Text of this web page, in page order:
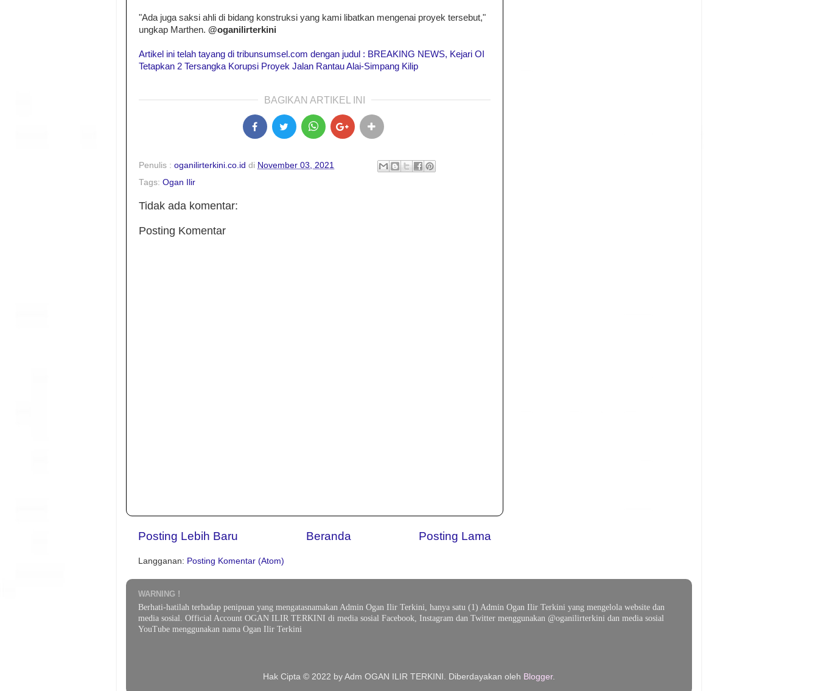
"Ada juga saksi ahli di bidang konstruksi yang kami libatkan mengenai proyek tersebut,"
ungkap Marthen. @oganilirterkini
Artikel ini telah tayang di tribunsumsel.com dengan judul : BREAKING NEWS, Kejari OI
Tetapkan 2 Tersangka Korupsi Proyek Jalan Rantau Alai-Simpang Kilip
BAGIKAN ARTIKEL INI
Penulis : oganilirterkini.co.id di November 03, 2021
Tags: Ogan Ilir
Tidak ada komentar:
Posting Komentar
Posting Lebih Baru Posting Lama
Beranda
Langganan: Posting Komentar (Atom)
WARNING !
Berhati-hatilah terhadap penipuan yang mengatasnamakan Admin Ogan Ilir Terkini, hanya satu (1) Admin Ogan Ilir Terkini yang mengelola website dan
media sosial. Official Account OGAN ILIR TERKINI di media sosial Facebook, Instagram dan Twitter menggunakan @oganilirterkini dan media sosial
YouTube menggunakan nama Ogan Ilir Terkini
Hak Cipta © 2022 by Adm OGAN ILIR TERKINI. Diberdayakan oleh Blogger.